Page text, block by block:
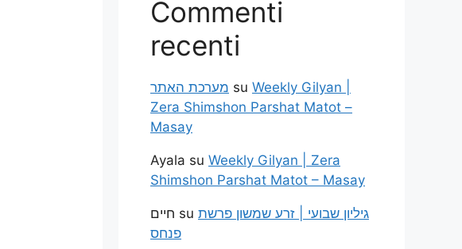
Commenti
recenti
מערכת האתר su Weekly Gilyan |
Zera Shimshon Parshat Matot –
Masay
Ayala su Weekly Gilyan | Zera
Shimshon Parshat Matot – Masay
חיים su גיליון שבועי | זרע שמשון פרשת
פנחס